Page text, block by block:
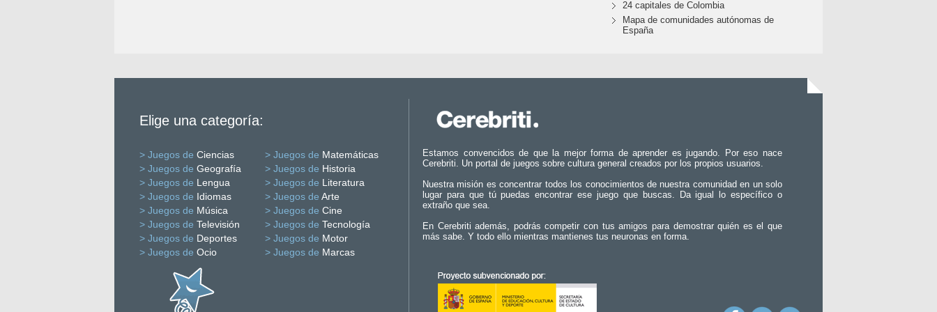
24 capitales de Colombia
Mapa de comunidades autónomas de
España
Elige una categoría:
> Juegos de Ciencias > Juegos de Matemáticas
> Juegos de Geografía > Juegos de Historia
> Juegos de Lengua > Juegos de Literatura
> Juegos de Idiomas > Juegos de Arte
> Juegos de Música > Juegos de Cine
> Juegos de Televisión > Juegos de Tecnología
> Juegos de Deportes > Juegos de Motor
> Juegos de Ocio > Juegos de Marcas
Estamos convencidos de que la mejor forma de aprender es jugando. Por eso nace
Cerebriti. Un portal de juegos sobre cultura general creados por los propios usuarios.
Nuestra misión es concentrar todos los conocimientos de nuestra comunidad en un solo
lugar para que tú puedas encontrar ese juego que buscas. Da igual lo específico o
extraño que sea.
En Cerebriti además, podrás competir con tus amigos para demostrar quién es el que
más sabe. Y todo ello mientras mantienes tus neuronas en forma.